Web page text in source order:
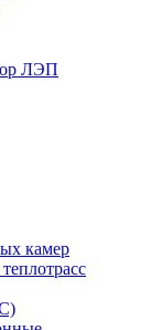
ЛЭП
камер